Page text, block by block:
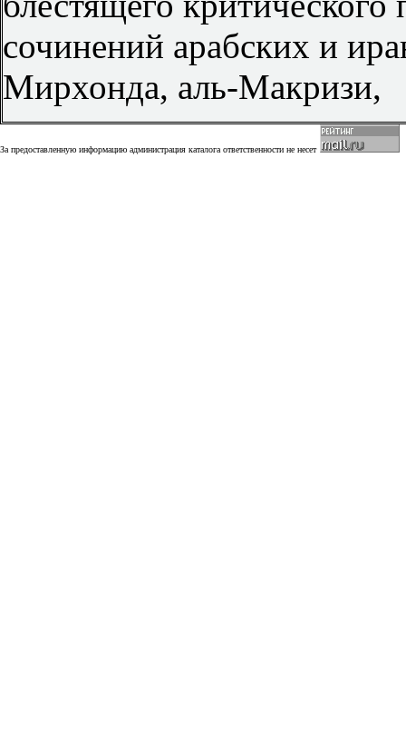
сочинений арабских и
Мирхонда, аль-Макризи,
За предоставленную информацию администрация каталога ответственности не несет